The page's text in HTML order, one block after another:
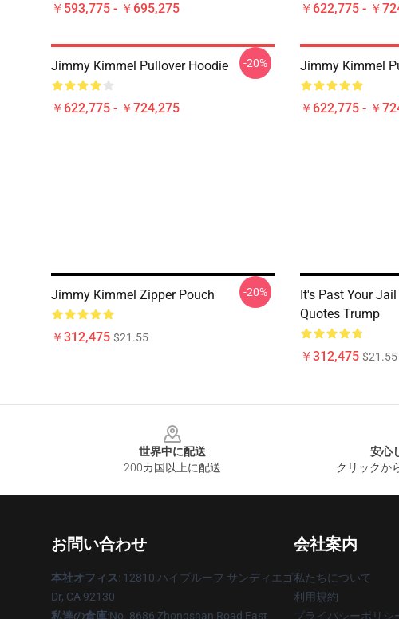
￥593,775 - ￥695,275 ￥622,775 - ￥
Jimmy Kimmel Pullover Hoodie
￥622,775 - ￥724,275
-20% Jimmy Kimmel
￥622,775 - ￥
Jimmy Kimmel Zipper Pouch
￥312,475 $21.55
-20%
It's Past Your
Quotes Trump
￥312,475 $21.55
世界中に配送
200カ国以上に配送
安心
クリックか
お問い合わせ
本社オフィス: 12810 ハイブルーフ サンディエゴ
Dr, CA 92130
私達の倉庫:No. 8686 Zhongshan Road East、
会社案内
私たちについて
利用規約
プライバシーポリシ